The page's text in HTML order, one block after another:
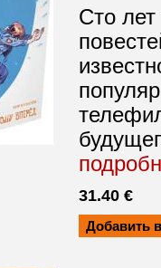
Сто
31.40 €